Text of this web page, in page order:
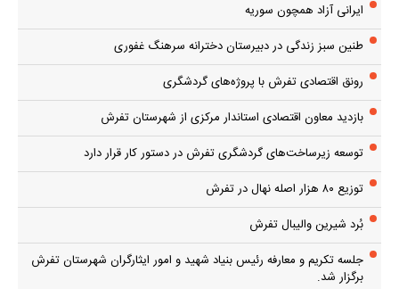
ایرانی آزاد همچون سوریه
طنین سبز زندگی در دبیرستان دخترانه سرهنگ غفوری
رونق اقتصادی تفرش با پروژه‌های گردشگری
بازدید معاون اقتصادی استاندار مرکزی از شهرستان تفرش
توسعه زیرساخت‌های گردشگری تفرش در دستور کار قرار دارد
توزیع ۸۰ هزار اصله نهال در تفرش
بُرد شیرین والیبال تفرش
جلسه تکریم و معارفه رئیس بنیاد شهید و امور ایثارگران شهرستان تفرش
برگزار شد.